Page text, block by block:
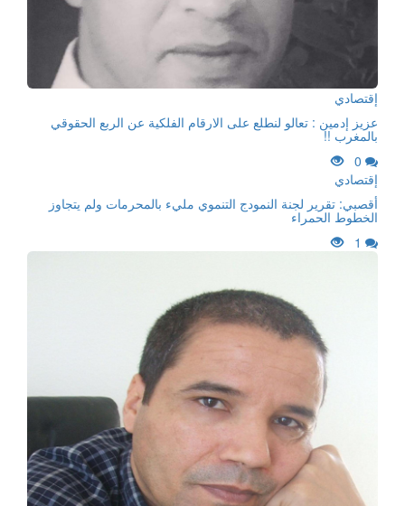
إقتصادي
عزيز إدمين : تعالو لنطلع على الارقام الفلكية عن الربع الحقوقي
بالمغرب !!
0
إقتصادي
أقصبي: تقرير لجنة النمودج التنموي مليء بالمحرمات ولم يتجاوز
الخطوط الحمراء
1